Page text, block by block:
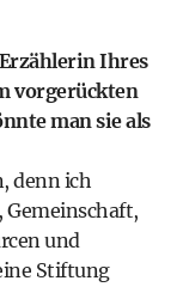
Ihres
vorgerückten
man sie als
denn ich
Gemeinschaft,
und
Stiftung